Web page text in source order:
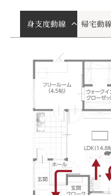
身支度動線 帰宅動